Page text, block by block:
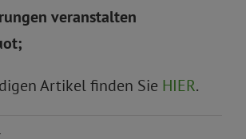
veranstalten
Artikel finden Sie HIER.